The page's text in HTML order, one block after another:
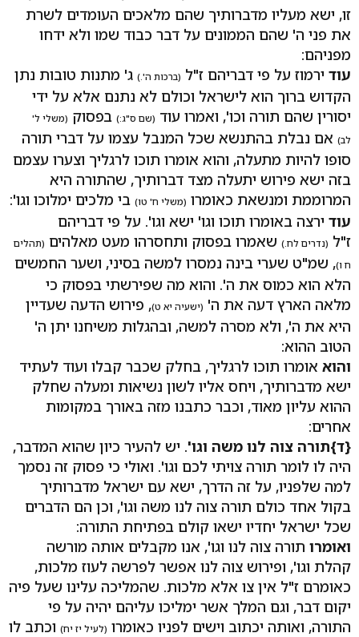
זו, ישא מעליו מדברותיך שהם מלאכים העומדים לשרת
את פני ה' שהם הממונים על דבר כבוד שמו ולא ידחו
מפניהם:
עוד ירמוז על פי דבריהם ז"ל (ברכות ה'.) ג' מתנות טובות נתן
הקדוש ברוך הוא לישראל וכולם לא נתנם אלא על ידי
יסורין שהם תורה וכו', ואמרו עוד (שם ס"ג:) בפסוק (משלי ל'
לב) אם נבלת בהתנשא שכל המנבל עצמו על דברי תורה
סופו להיות מתעלה, והוא אומרו תוכו לרגליך וצערו עצמם
בזה ישא פירוש יתעלה מצד דברותיך, שהתורה היא
המרוממת ומנשאת כאומרו (משלי ח' טו) בי מלכים ימלוכו וגו':
עוד ירצה באומרו תוכו וגו' ישא וגו'. על פי דבריהם
ז"ל (נדרים לח.) שאמרו בפסוק ותחסרהו מעט מאלהים (תהלים
ח ו), שמ"ט שערי בינה נמסרו למשה בסיני, ושער החמשים
הלא הוא כמוס את ה'. והוא מה שפירשתי בפסוק כי
מלאה הארץ דעה את ה' (ישעיה יא ט), פירוש הדעה שעדיין
היא את ה', ולא מסרה למשה, ובהגלות משיחנו יתן ה'
הטוב ההוא:
והוא אומרו תוכו לרגליך, בחלק שכבר קבלו ועוד לעתיד
ישא מדברותיך, ויחס אליו לשון נשיאות ומעלה שחלק
ההוא עליון מאוד, וכבר כתבנו מזה באורך במקומות
אחרים:
{ד}תורה צוה לנו משה וגו'. יש להעיר כיון שהוא המדבר,
היה לו לומר תורה צויתי לכם וגו'. ואולי כי פסוק זה נסמך
למה שלפניו, על זה הדרך, ישא עם ישראל מדברותיך
בקול אחד כולם תורה צוה לנו משה וגו', וכן הם הדברים
שכל ישראל יחדיו ישאו קולם בפתיחת התורה:
ואומרו תורה צוה לנו וגו', אנו מקבלים אותה מורשה
קהלת וגו', ופירוש צוה לנו אפשר לפרשה לעוז מלכות,
כאומרם ז"ל אין צו אלא מלכות. שהמליכה עלינו שעל פיה
יקום דבר, וגם המלך אשר ימליכו עליהם יהיה על פי
התורה, ואותה יכתוב וישים לפניו כאומרו (לעיל יז יח) וכתב לו